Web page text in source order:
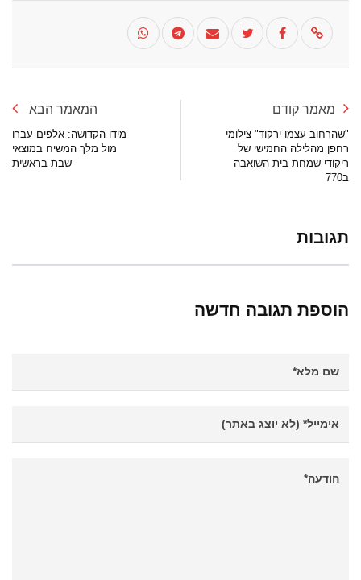
מאמר קודם
"שהרחוב עצמו ירקוד" צילומי
רחפן מהלילה החמישי של
ריקודי שמחת בית השואבה
ב770
המאמר הבא
מידו הקדושה: אלפים עברו
מול מלך המשיח במוצאי
שבת בראשית
תגובות
הוספת תגובה חדשה